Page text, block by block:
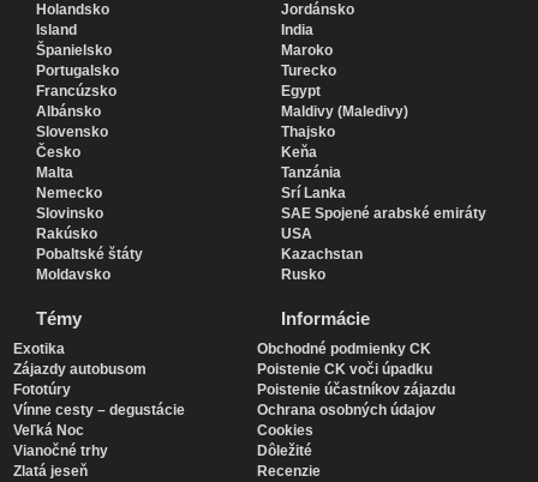
Holandsko
Island
Španielsko
Portugalsko
Francúzsko
Albánsko
Slovensko
Česko
Malta
Nemecko
Slovinsko
Rakúsko
Pobaltské štáty
Moldavsko
Jordánsko
India
Maroko
Turecko
Egypt
Maldivy (Maledivy)
Thajsko
Keňa
Tanzánia
Srí Lanka
SAE Spojené arabské emiráty
USA
Kazachstan
Rusko
Témy
Exotika
Zájazdy autobusom
Fototúry
Vínne cesty – degustácie
Veľká Noc
Vianočné trhy
Zlatá jeseň
Informácie
Obchodné podmienky CK
Poistenie CK voči úpadku
Poistenie účastníkov zájazdu
Ochrana osobných údajov
Cookies
Dôležité
Recenzie